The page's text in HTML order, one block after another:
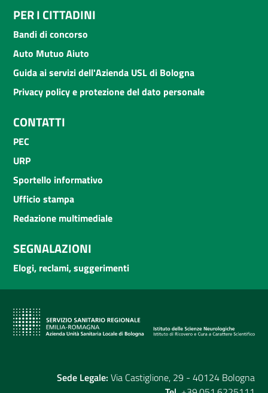
PER I CITTADINI
Bandi di concorso
Auto Mutuo Aiuto
Guida ai servizi dell'Azienda USL di Bologna
Privacy policy e protezione del dato personale
CONTATTI
PEC
URP
Sportello informativo
Ufficio stampa
Redazione multimediale
SEGNALAZIONI
Elogi, reclami, suggerimenti
Sede Legale: Via Castiglione, 29 - 40124 Bologna